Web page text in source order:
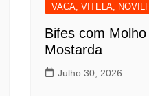
VACA, VITELA,
Bifes com
Mostarda
Julho 30, 2026